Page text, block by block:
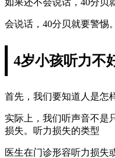
会说话，40分贝就要警惕
4岁小孩听力不
首先，我们要知道人是怎
实际上，我们听声音不是
损失。听力损失的类型
医生在门诊形容听力损失